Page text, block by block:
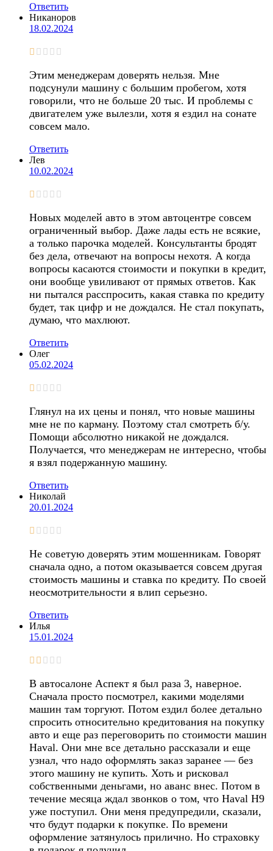
Ответить
Никаноров
18.02.2024
Этим менеджерам доверять нельзя. Мне
подсунули машину с большим пробегом, хотя
говорили, что не больше 20 тыс. И проблемы с
двигателем уже вылезли, хотя я ездил на сонате
совсем мало.
Ответить
Лев
10.02.2024
Новых моделей авто в этом автоцентре совсем
ограниченный выбор. Даже лады есть не всякие,
а только парочка моделей. Консультанты бродят
без дела, отвечают на вопросы нехотя. А когда
вопросы касаются стоимости и покупки в кредит,
они вообще увиливают от прямых ответов. Как
ни пытался расспросить, какая ставка по кредиту
будет, так цифр и не дождался. Не стал покупать,
думаю, что махлюют.
Ответить
Олег
05.02.2024
Глянул на их цены и понял, что новые машины
мне не по карману. Поэтому стал смотреть б/у.
Помощи абсолютно никакой не дождался.
Получается, что менеджерам не интересно, чтобы
я взял подержанную машину.
Ответить
Николай
20.01.2024
Не советую доверять этим мошенникам. Говорят
сначала одно, а потом оказывается совсем другая
стоимость машины и ставка по кредиту. По своей
неосмотрительности я влип серьезно.
Ответить
Илья
15.01.2024
В автосалоне Аспект я был раза 3, наверное.
Сначала просто посмотрел, какими моделями
машин там торгуют. Потом ездил более детально
спросить относительно кредитования на покупку
авто и еще раз переговорить по стоимости машин
Haval. Они мне все детально рассказали и еще
узнал, что надо оформлять заказ заранее — без
этого машину не купить. Хоть и рисковал
собственными деньгами, но аванс внес. Потом в
течение месяца ждал звонков о том, что Haval Н9
уже поступил. Они меня предупредили, сказали,
что будут подарки к покупке. По времени
оформление затянулось прилично. Но страховку